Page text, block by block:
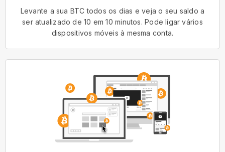
Levante a sua BTC todos os dias e veja o seu saldo a
ser atualizado de 10 em 10 minutos. Pode ligar vários
dispositivos móveis à mesma conta.